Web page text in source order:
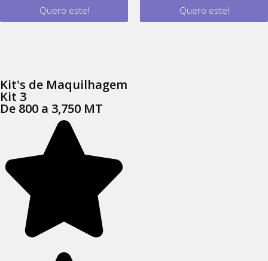
Quero este! Quero este!
Kit's de Maquilhagem
Kit 3
De 800 a 3,750 MT